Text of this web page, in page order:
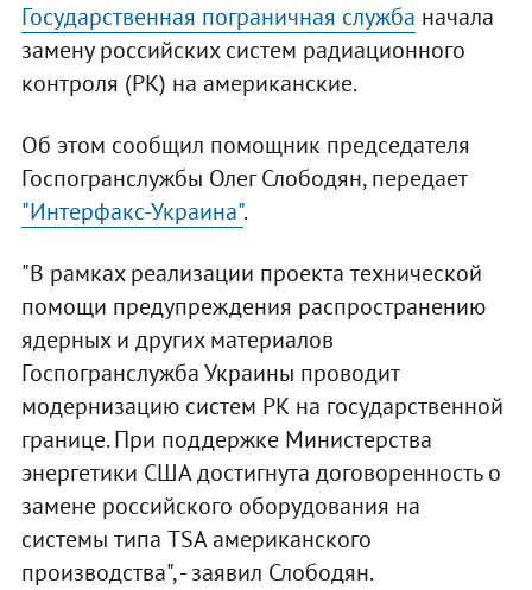
Государственная пограничная служба начала
замену российских систем радиационного
контроля (РК) на американские.
Об этом сообщил помощник председателя
Госпогранслужбы Олег Слободян, передает
"Интерфакс-Украина".
"В рамках реализации проекта технической
помощи предупреждения распространению
ядерных и других материалов
Госпогранслужба Украины проводит
модернизацию систем РК на государственной
границе. При поддержке Министерства
энергетики США достигнута договоренность о
замене российского оборудования на
системы типа TSA американского
производства", - заявил Слободян.